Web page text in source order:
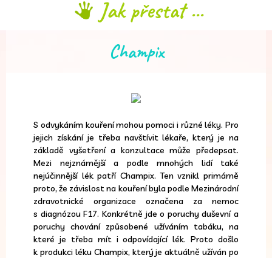
Jak přestat ...
Champix
S odvykáním kouření mohou pomoci i různé léky. Pro
jejich získání je třeba navštívit lékaře, který je na
základě vyšetření a konzultace může předepsat.
Mezi nejznámější a podle mnohých lidí také
nejúčinnější lék patří Champix. Ten vznikl primárně
proto, že závislost na kouření byla podle Mezinárodní
zdravotnické organizace označena za nemoc
s diagnózou F17. Konkrétně jde o poruchy duševní a
poruchy chování způsobené užíváním tabáku, na
které je třeba mít i odpovídající lék. Proto došlo
k produkci léku Champix, který je aktuálně užíván po